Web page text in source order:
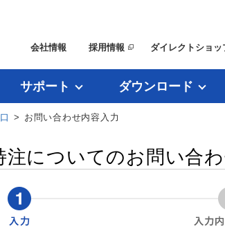
会社情報 採用情報 ダイレクトショッ
サポート ダウンロード
> お問い合わせ内容入力
注についてのお問い合